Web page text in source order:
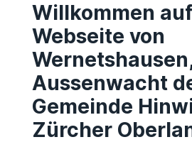
Willkommen
Webseite von
Aussenwacht
Gemeinde
Zürcher